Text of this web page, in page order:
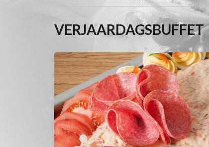
VERJAARDAGSBUFFET